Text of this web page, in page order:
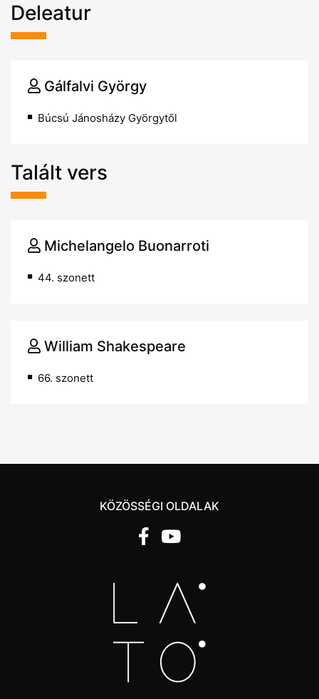
Deleatur
Gálfalvi György
Búcsú Jánosházy Györgytől
Talált vers
Michelangelo Buonarroti
44. szonett
William Shakespeare
66. szonett
KÖZÖSSÉGI OLDALAK